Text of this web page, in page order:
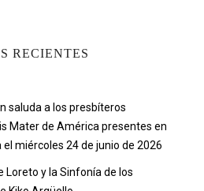
RECIENTES
saluda a los presbíteros
Mater de América presentes en
el miércoles 24 de junio de 2026
Loreto y la Sinfonía de los